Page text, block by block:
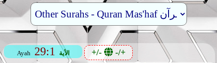
Ayah 29:1 الأية +/- -/+